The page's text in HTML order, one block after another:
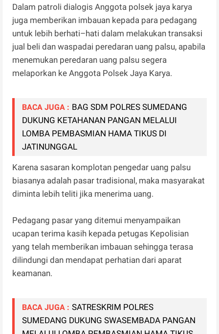
Dalam patroli dialogis Anggota polsek jaya karya
juga memberikan imbauan kepada para pedagang
untuk lebih berhati–hati dalam melakukan transaksi
jual beli dan waspadai peredaran uang palsu, apabila
menemukan peredaran uang palsu segera
melaporkan ke Anggota Polsek Jaya Karya.
BACA JUGA : BAG SDM POLRES SUMEDANG
DUKUNG KETAHANAN PANGAN MELALUI
LOMBA PEMBASMIAN HAMA TIKUS DI
JATINUNGGAL
Karena sasaran komplotan pengedar uang palsu
biasanya adalah pasar tradisional, maka masyarakat
diminta lebih teliti jika menerima uang.
Pedagang pasar yang ditemui menyampaikan
ucapan terima kasih kepada petugas Kepolisian
yang telah memberikan imbauan sehingga terasa
dilindungi dan mendapat perhatian dari aparat
keamanan.
BACA JUGA : SATRESKRIM POLRES
SUMEDANG DUKUNG SWASEMBADA PANGAN